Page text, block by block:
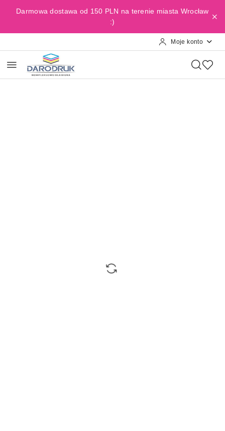
Przejdź do treści głównej
Przejdź do wyszukiwarki
Przejdź do moje konto
Przejdź do menu głównego
Przejdź do opisu produktu
Przejdź do stopki
Darmowa dostawa od 150 PLN na terenie miasta Wrocław
:)
Moje konto